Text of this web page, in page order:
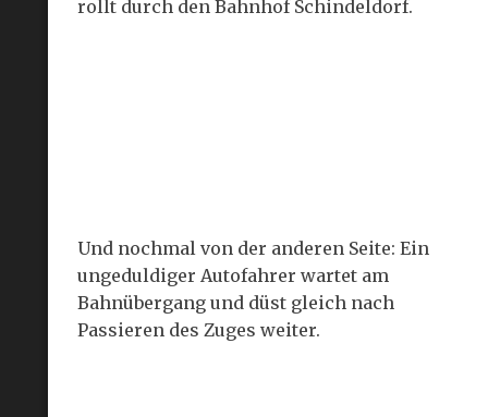
rollt durch den Bahnhof Schindeldorf.
Und nochmal von der anderen Seite: Ein
ungeduldiger Autofahrer wartet am
Bahnübergang und düst gleich nach
Passieren des Zuges weiter.